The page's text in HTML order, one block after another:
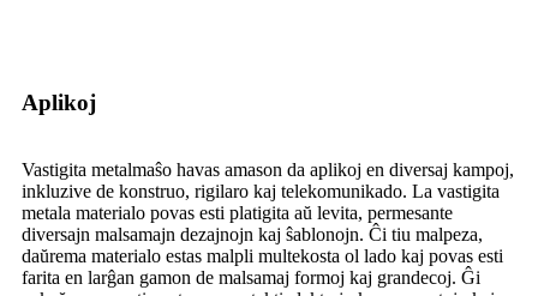
Aplikoj
Vastigita metalmaŝo havas amason da aplikoj en diversaj kampoj,
inkluzive de konstruo, rigilaro kaj telekomunikado. La vastigita
metala materialo povas esti platigita aŭ levita, permesante
diversajn malsamajn dezajnojn kaj ŝablonojn. Ĉi tiu malpeza,
daŭrema materialo estas malpli multekosta ol lado kaj povas esti
farita en larĝan gamon de malsamaj formoj kaj grandecoj. Ĝi